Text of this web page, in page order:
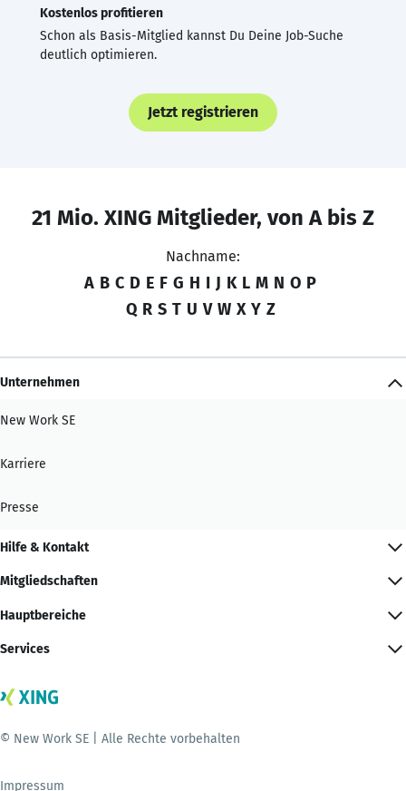
Kostenlos profitieren
Schon als Basis-Mitglied kannst Du Deine Job-Suche
deutlich optimieren.
Jetzt registrieren
21 Mio. XING Mitglieder, von A bis Z
Nachname:
A B C D E F G H I J K L M N O P
Q R S T U V W X Y Z
Unternehmen
New Work SE
Karriere
Presse
Hilfe & Kontakt
Mitgliedschaften
Hauptbereiche
Services
© New Work SE | Alle Rechte vorbehalten
Impressum